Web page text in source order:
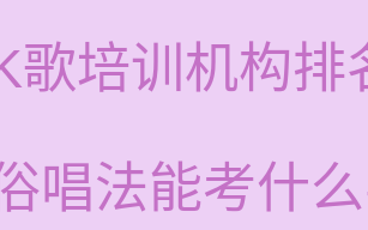
歌培训机构排
唱法能考什